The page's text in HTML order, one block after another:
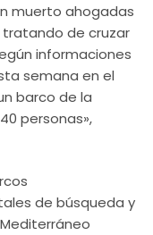
muerto ahogadas
tratando de cruzar
informaciones
semana en el
barco de la
personas»,
de búsqueda y